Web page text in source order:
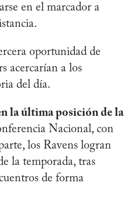
en el marcador a
oportunidad de
acercarían a los
del día.
la última posición de la
Nacional, con
los Ravens logran
la temporada, tras
de forma